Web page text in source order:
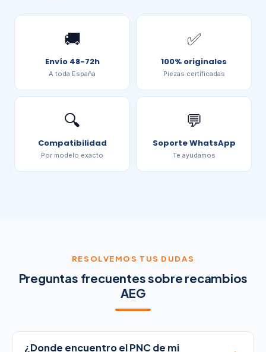
🚚
Envío 48-72h
A toda España
✅
100% originales
Piezas certificadas
🔍
Compatibilidad
Por modelo exacto
💬
Soporte WhatsApp
Te ayudamos
RESOLVEMOS TUS DUDAS
Preguntas frecuentes sobre recambios
AEG
¿Donde encuentro el PNC de mi